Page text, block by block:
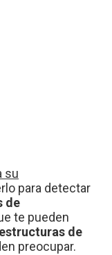
su
para detectar
de
te pueden
estructuras de
preocupar.